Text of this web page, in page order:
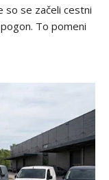
se začeli cestni
To pomeni